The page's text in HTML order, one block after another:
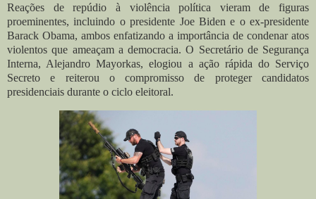
Reações de repúdio à violência política vieram de figuras
proeminentes, incluindo o presidente Joe Biden e o ex-presidente
Barack Obama, ambos enfatizando a importância de condenar atos
violentos que ameaçam a democracia. O Secretário de Segurança
Interna, Alejandro Mayorkas, elogiou a ação rápida do Serviço
Secreto e reiterou o compromisso de proteger candidatos
presidenciais durante o ciclo eleitoral.